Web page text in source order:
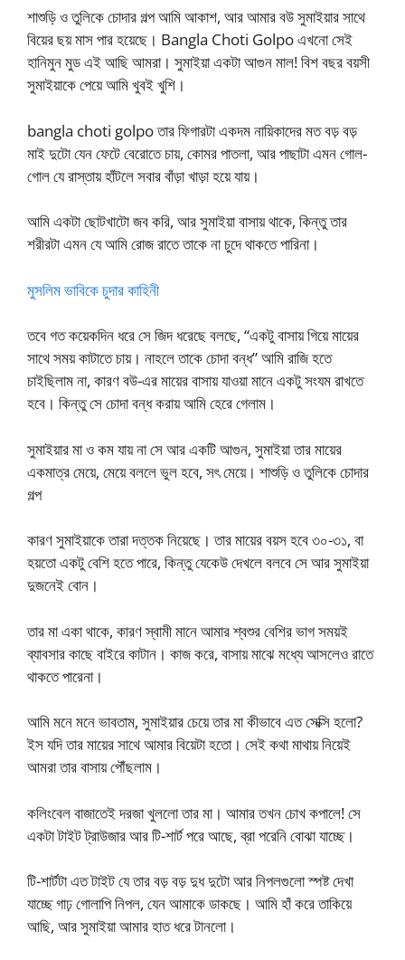
শাশুড়ি ও তুলিকে চোদার গল্প আমি আকাশ, আর আমার বউ সুমাইয়ার সাথে
বিয়ের ছয় মাস পার হয়েছে। Bangla Choti Golpo এখনো সেই
হানিমুন মুড এই আছি আমরা। সুমাইয়া একটা আগুন মাল! বিশ বছর বয়সী
সুমাইয়াকে পেয়ে আমি খুবই খুশি।
bangla choti golpo তার ফিগারটা একদম নায়িকাদের মত বড় বড়
মাই দুটো যেন ফেটে বেরোতে চায়, কোমর পাতলা, আর পাছাটা এমন গোল-
গোল যে রাস্তায় হাঁটলে সবার বাঁড়া খাড়া হয়ে যায়।
আমি একটা ছোটখাটো জব করি, আর সুমাইয়া বাসায় থাকে, কিন্তু তার
শরীরটা এমন যে আমি রোজ রাতে তাকে না চুদে থাকতে পারিনা।
মুসলিম ভাবিকে চুদার কাহিনী
তবে গত কয়েকদিন ধরে সে জিদ ধরেছে বলছে, “একটু বাসায় গিয়ে মায়ের
সাথে সময় কাটাতে চায়। নাহলে তাকে চোদা বন্ধ” আমি রাজি হতে
চাইছিলাম না, কারণ বউ-এর মায়ের বাসায় যাওয়া মানে একটু সংযম রাখতে
হবে। কিন্তু সে চোদা বন্ধ করায় আমি হেরে গেলাম।
সুমাইয়ার মা ও কম যায় না সে আর একটি আগুন, সুমাইয়া তার মায়ের
একমাত্র মেয়ে, মেয়ে বললে ভুল হবে, সৎ মেয়ে। শাশুড়ি ও তুলিকে চোদার
গল্প
কারণ সুমাইয়াকে তারা দত্তক নিয়েছে। তার মায়ের বয়স হবে ৩০-৩১, বা
হয়তো একটু বেশি হতে পারে, কিন্তু যেকেউ দেখলে বলবে সে আর সুমাইয়া
দুজনেই বোন।
তার মা একা থাকে, কারণ স্বামী মানে আমার শ্বশুর বেশির ভাগ সময়ই
ব্যাবসার কাছে বাইরে কাটান। কাজ করে, বাসায় মাঝে মধ্যে আসলেও রাতে
থাকতে পারেনা।
আমি মনে মনে ভাবতাম, সুমাইয়ার চেয়ে তার মা কীভাবে এত সেক্সি হলো?
ইস যদি তার মায়ের সাথে আমার বিয়েটা হতো। সেই কথা মাথায় নিয়েই
আমরা তার বাসায় পৌঁছলাম।
কলিংবেল বাজাতেই দরজা খুললো তার মা। আমার তখন চোখ কপালে! সে
একটা টাইট ট্রাউজার আর টি-শার্ট পরে আছে, ব্রা পরেনি বোঝা যাচ্ছে।
টি-শার্টটা এত টাইট যে তার বড় বড় দুধ দুটো আর নিপলগুলো স্পষ্ট দেখা
যাচ্ছে গাঢ় গোলাপি নিপল, যেন আমাকে ডাকছে। আমি হাঁ করে তাকিয়ে
আছি, আর সুমাইয়া আমার হাত ধরে টানলো।